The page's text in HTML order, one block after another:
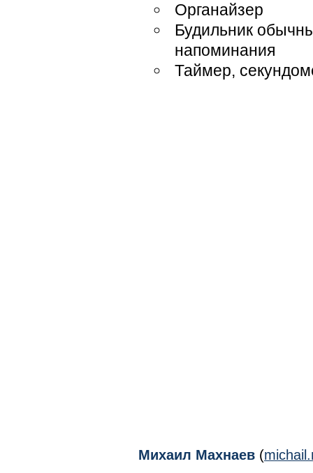
Органайзер
Будильник
напоминания
Таймер,
Михаил Махнаев (